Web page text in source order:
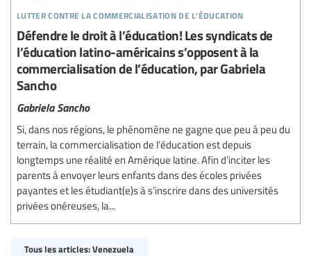
lutter contre la commercialisation de l’éducation
Défendre le droit à l’éducation! Les syndicats de
l’éducation latino-américains s’opposent à la
commercialisation de l’éducation, par Gabriela
Sancho
Gabriela Sancho
Si, dans nos régions, le phénomène ne gagne que peu à peu du
terrain, la commercialisation de l’éducation est depuis
longtemps une réalité en Amérique latine. Afin d’inciter les
parents à envoyer leurs enfants dans des écoles privées
payantes et les étudiant(e)s à s’inscrire dans des universités
privées onéreuses, la...
Tous les articles: Venezuela